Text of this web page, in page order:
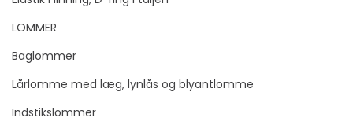
LOMMER
Baglommer
Lårlomme med læg, lynlås og blyantlomme
Indstikslommer